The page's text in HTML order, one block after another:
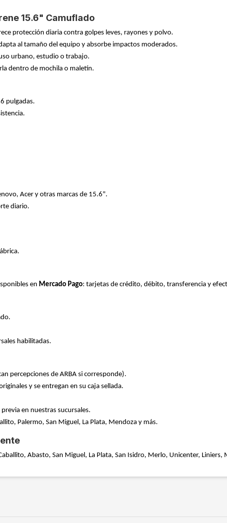
15.6" Camuflado
protección diaria contra golpes leves, rayones y polvo.
al tamaño del equipo y absorbe impactos moderados.
urbano, estudio o trabajo.
dentro de mochila o maletín.
pulgadas.
Acer y otras marcas de 15.6".
diario.
en Mercado Pago: tarjetas de crédito, débito, transferencia y
habilitadas.
percepciones de ARBA si corresponde).
y se entregan en su caja sellada.
en nuestras sucursales.
Palermo, San Miguel, La Plata, Mendoza y más.
Abasto, San Miguel, La Plata, San Isidro, Merlo, Unicenter, Liniers,